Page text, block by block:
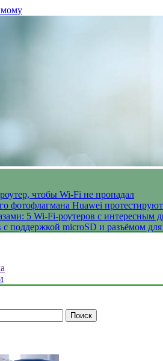
чтобы Wi-Fi не пропадал
фотофлагмана Huawei
5 Wi-Fi-роутеров с интересным
с поддержкой microSD и разъёмом